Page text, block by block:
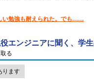
い勉強も耐えられた。でも……
エンジニアに聞く、学
る
ります